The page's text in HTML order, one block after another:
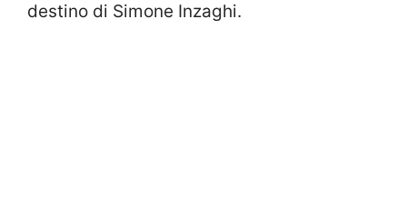
destino di Simone Inzaghi.